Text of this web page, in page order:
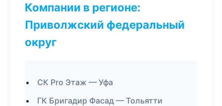
Компании в регионе:
Приволжский федеральный
округ
СК Pro Этаж — Уфа
ГК Бригадир Фасад — Тольятти